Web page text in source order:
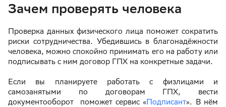
Зачем проверять человека
Проверка данных физического лица поможет сократить
риски сотрудничества. Убедившись в благонадёжности
человека, можно спокойно принимать его на работу или
подписывать с ним договор ГПХ на конкретные задачи.
Если вы планируете работать с физлицами и
самозанятыми по договорам ГПХ, вести
документооборот поможет сервис «Подписант». В нём